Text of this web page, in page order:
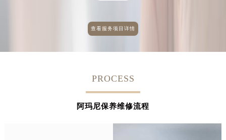
查看服务项目详情
PROCESS
阿玛尼保养维修流程